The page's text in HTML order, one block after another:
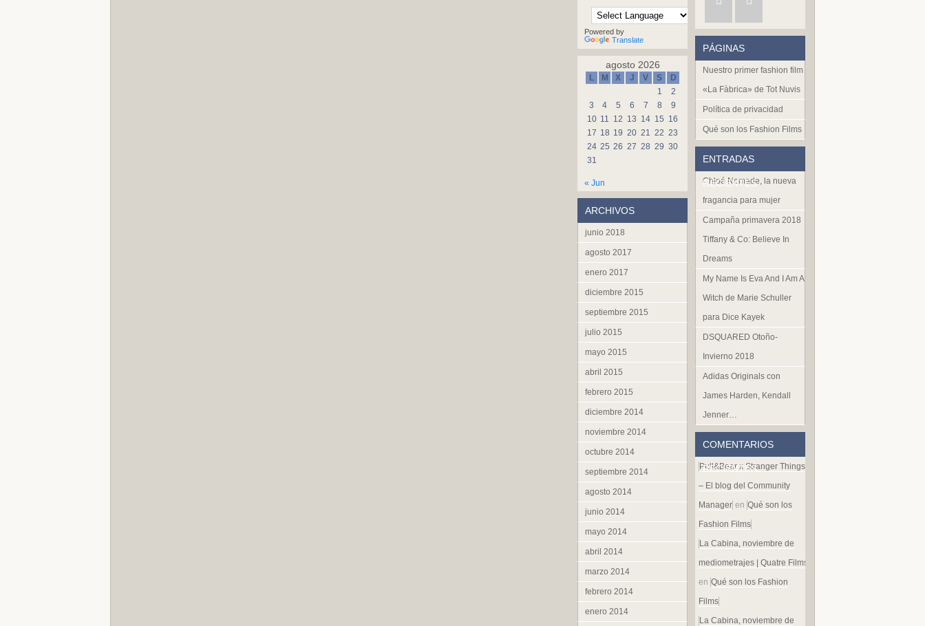
Powered by
Translate
agosto 2026
L M X J V S
D
1
2
3
4 5 6 7 8
9
10 11 12 13 14 15 16
17 18 19 20 21 22 23
24 25 26 27 28 29 30
31
« Jun
ARCHIVOS
junio 2018
agosto 2017
enero 2017
diciembre 2015
septiembre 2015
julio 2015
mayo 2015
abril 2015
febrero 2015
diciembre 2014
noviembre 2014
octubre 2014
septiembre 2014
agosto 2014
junio 2014
mayo 2014
abril 2014
marzo 2014
febrero 2014
enero 2014
PÁGINAS
Nuestro primer fashion film
«La Fàbrica» de Tot Nuvis
Política de privacidad
Qué son los Fashion Films
ENTRADAS
RECIENTES
Chloé Nomade, la nueva
fragancia para mujer
Campaña primavera 2018
Tiffany & Co: Believe In
Dreams
My Name Is Eva And I Am A
Witch de Marie Schuller
para Dice Kayek
DSQUARED Otoño-
Invierno 2018
Adidas Originals con
James Harden, Kendall
Jenner…
COMENTARIOS
RECIENTES
Pull&Bear x Stranger Things
– El blog del Community
Manager en Qué son los
Fashion Films
La Cabina, noviembre de
mediometrajes | Quatre Films
en Qué son los Fashion
Films
La Cabina, noviembre de